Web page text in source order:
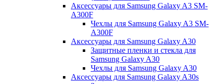
Аксессуары для Samsung Galaxy A3 SM-
A300F
Чехлы для Samsung Galaxy A3 SM-
A300F
Аксессуары для Samsung Galaxy A30
Защитные пленки и стекла для
Samsung Galaxy A30
Чехлы для Samsung Galaxy A30
Аксессуары для Samsung Galaxy A30s